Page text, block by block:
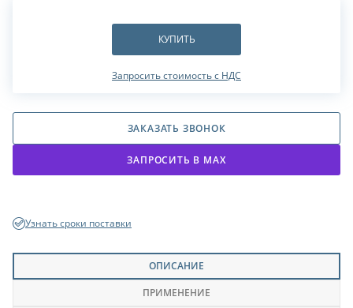
КУПИТЬ
Запросить стоимость с НДС
ЗАКАЗАТЬ ЗВОНОК
ЗАПРОСИТЬ В МАХ
Узнать сроки поставки
ОПИСАНИЕ
ПРИМЕНЕНИЕ